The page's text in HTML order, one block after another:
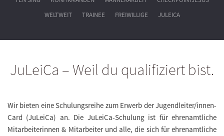
WELTWEIT
TRAINEE FREIWILLIGE JULEICA
JuLeiCa – Weil du qualifiziert bist.
Wir bieten eine Schulungsreihe zum Erwerb der Jugendleiter/innen-
Card (JuLeiCa) an. Die JuLeiCa-Schulung ist für ehrenamtliche
Mitarbeiterinnen & Mitarbeiter und alle, die sich für ehrenamtliche